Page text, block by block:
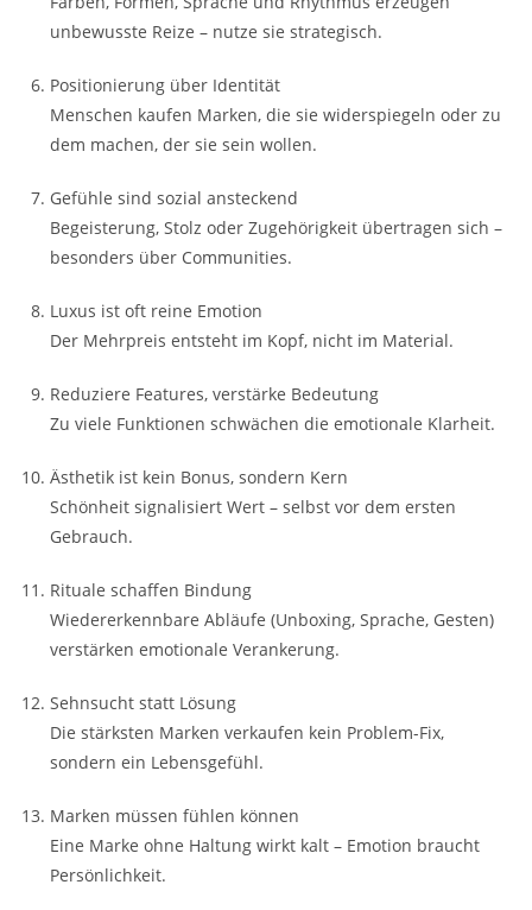
unbewusste Reize – nutze sie strategisch.
Positionierung über Identität
Menschen kaufen Marken, die sie widerspiegeln oder zu
dem machen, der sie sein wollen.
Gefühle sind sozial ansteckend
Begeisterung, Stolz oder Zugehörigkeit übertragen sich –
besonders über Communities.
Luxus ist oft reine Emotion
Der Mehrpreis entsteht im Kopf, nicht im Material.
Reduziere Features, verstärke Bedeutung
Zu viele Funktionen schwächen die emotionale Klarheit.
Ästhetik ist kein Bonus, sondern Kern
Schönheit signalisiert Wert – selbst vor dem ersten
Gebrauch.
Rituale schaffen Bindung
Wiedererkennbare Abläufe (Unboxing, Sprache, Gesten)
verstärken emotionale Verankerung.
Sehnsucht statt Lösung
Die stärksten Marken verkaufen kein Problem-Fix,
sondern ein Lebensgefühl.
Marken müssen fühlen können
Eine Marke ohne Haltung wirkt kalt – Emotion braucht
Persönlichkeit.